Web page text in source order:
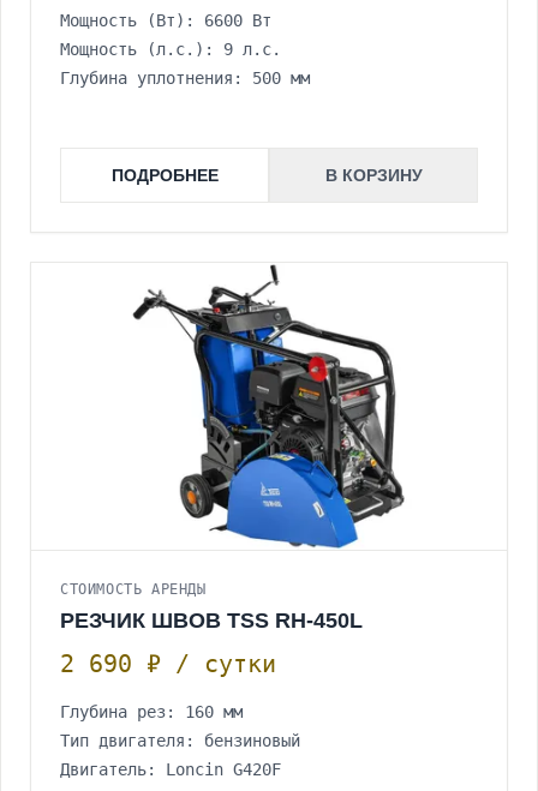
Мощность (Вт): 6600 Вт
Мощность (л.с.): 9 л.с.
Глубина уплотнения: 500 мм
ПОДРОБНЕЕ В КОРЗИНУ
СТОИМОСТЬ АРЕНДЫ
РЕЗЧИК ШВОВ TSS RH-450L
2 690 ₽ / сутки
Глубина рез: 160 мм
Тип двигателя: бензиновый
Двигатель: Loncin G420F